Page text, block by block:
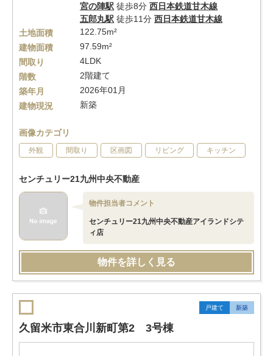
宮の陣駅 徒歩8分 西日本鉄道甘木線
五郎丸駅 徒歩11分 西日本鉄道甘木線
土地面積
122.75m²
建物面積
97.59m²
間取り
4LDK
階数
2階建て
築年月
2026年01月
建物現況
新築
画像カテゴリ
外観 間取り 区画図 リビング キッチン
センチュリー21九州中央不動産
物件担当者コメント
センチュリー21九州中央不動産アイランドシテ
ィ店
物件を詳しく見る
戸建て 新築
久留米市東合川新町第2 3号棟